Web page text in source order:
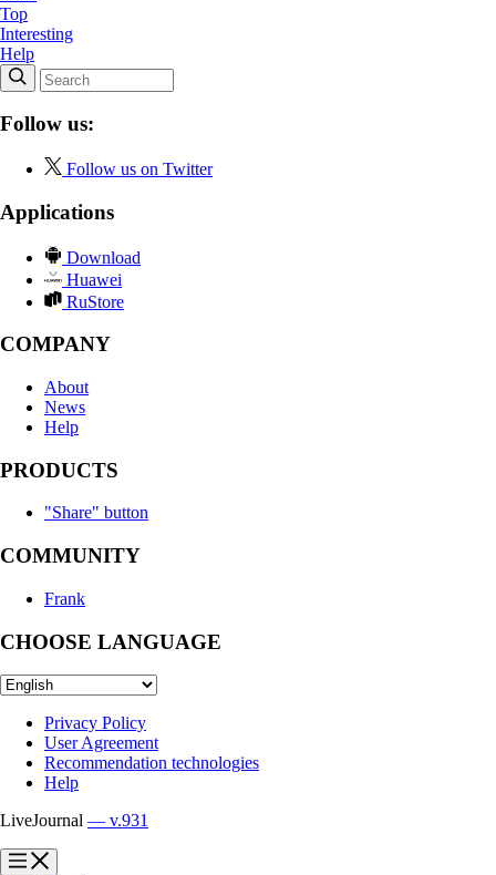
Top
Interesting
Help
Follow us:
Follow us on Twitter
Applications
Download
Huawei
RuStore
COMPANY
About
News
Help
PRODUCTS
"Share" button
COMMUNITY
Frank
CHOOSE LANGUAGE
Privacy Policy
User Agreement
Recommendation technologies
Help
LiveJournal — v.931
?
?